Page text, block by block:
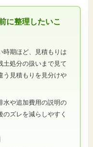
に整理したいこ
時期ほど、見積もりは
土処分の扱いまで見て
う見積もりを見分けや
水や追加費用の説明の
ズレを減らしやすく